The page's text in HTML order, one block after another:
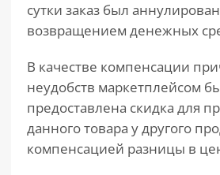
сутки заказ был
возвращением денежных
В качестве компенсации
неудобств маркетплейсом
предоставлена скидка для
данного товара у другого
компенсацией разницы в